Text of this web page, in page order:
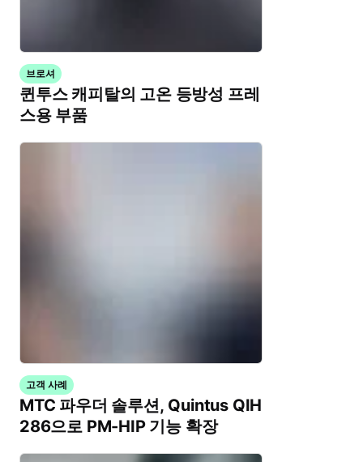
브로셔
퀸투스 캐피탈의 고온 등방성 프레
스용 부품
고객 사례
MTC 파우더 솔루션, Quintus QIH
286으로 PM-HIP 기능 확장